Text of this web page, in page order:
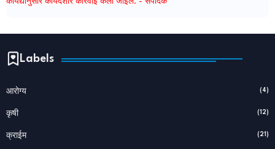
Labels
आरोग्य (4)
कृषी (12)
क्राईम (21)